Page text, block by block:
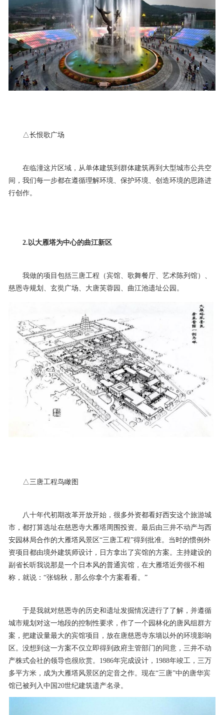
△长恨歌广场
在临潼这片区域，从单体建筑到群体建筑再到大型城市公共空
间，我们每一步都在遵循理解环境、保护环境、创造环境的思路进
行创作。
2.以大雁塔为中心的曲江新区
我做的项目包括三唐工程（宾馆、歌舞餐厅、艺术陈列馆）、
慈恩寺规划、玄奘广场、大唐芙蓉园、曲江池遗址公园。
△三唐工程鸟瞰图
八十年代初期改革开放开始，很多外资都看好西安这个旅游城
市，都打算选址在慈恩寺大雁塔周围投资。最后由三井不动产与西
安园林局合作的大雁塔风景区“三唐工程”得到批准。当时的惯例外
资项目都由境外建筑师设计，日方拿出了宾馆的方案。主持建设的
副省长听我说那是一个日本风的普通宾馆，在大雁塔近旁很不相
称，就说：“张锦秋，那么你拿个方案看看。”
于是我就对慈恩寺的历史和遗址发掘情况进行了了解，并遵循
城市规划对这一地段的控制性要求，作了一个园林化的唐风组群方
案，把建设量最大的宾馆项目，放在唐慈恩寺东墙以外的环境影响
区。没想到这一方案不仅立即得到政府主管部门的同意，三井不动
产株式会社的领导也很欣赏。1986年完成设计，1988年竣工，三万
多平方米，成为大雁塔风景区的定音之作。现在“三唐”中的唐华宾
馆已被列入中国20世纪建筑遗产名录。